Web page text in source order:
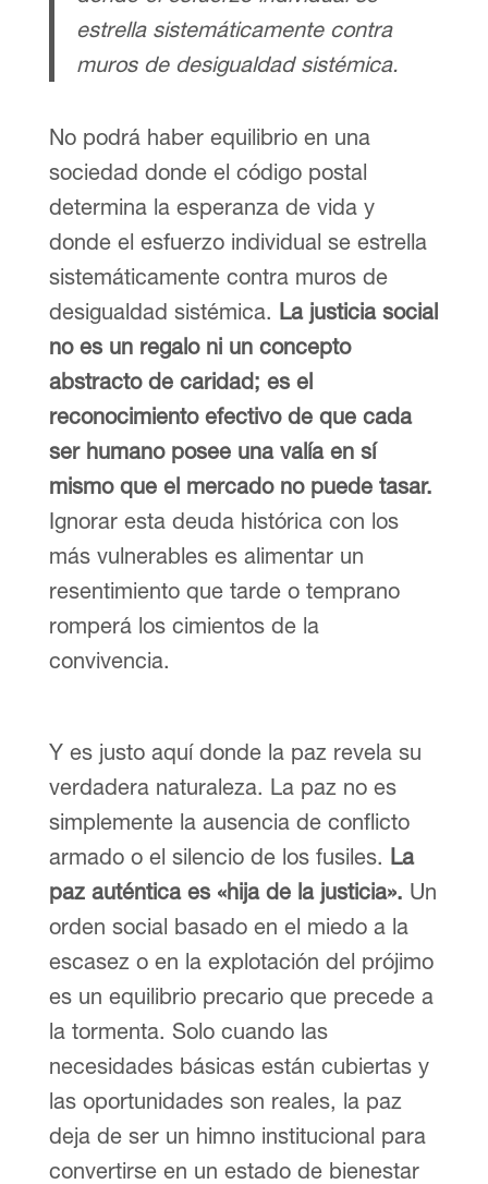
estrella sistemáticamente contra
muros de desigualdad sistémica.
No podrá haber equilibrio en una
sociedad donde el código postal
determina la esperanza de vida y
donde el esfuerzo individual se estrella
sistemáticamente contra muros de
desigualdad sistémica. La justicia social
no es un regalo ni un concepto
abstracto de caridad; es el
reconocimiento efectivo de que cada
ser humano posee una valía en sí
mismo que el mercado no puede tasar.
Ignorar esta deuda histórica con los
más vulnerables es alimentar un
resentimiento que tarde o temprano
romperá los cimientos de la
convivencia.
Y es justo aquí donde la paz revela su
verdadera naturaleza. La paz no es
simplemente la ausencia de conflicto
armado o el silencio de los fusiles. La
paz auténtica es «hija de la justicia». Un
orden social basado en el miedo a la
escasez o en la explotación del prójimo
es un equilibrio precario que precede a
la tormenta. Solo cuando las
necesidades básicas están cubiertas y
las oportunidades son reales, la paz
deja de ser un himno institucional para
convertirse en un estado de bienestar